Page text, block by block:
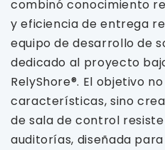
combinó conocimiento
y eficiencia de entrega
equipo de desarrollo de
dedicado al proyecto
RelyShore®. El objetivo
características, sino
de sala de control
auditorías, diseñada